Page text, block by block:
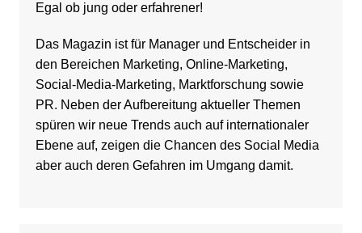
Egal ob jung oder erfahrener!
Das Magazin ist für Manager und Entscheider in
den Bereichen Marketing, Online-Marketing,
Social-Media-Marketing, Marktforschung sowie
PR. Neben der Aufbereitung aktueller Themen
spüren wir neue Trends auch auf internationaler
Ebene auf, zeigen die Chancen des Social Media
aber auch deren Gefahren im Umgang damit.